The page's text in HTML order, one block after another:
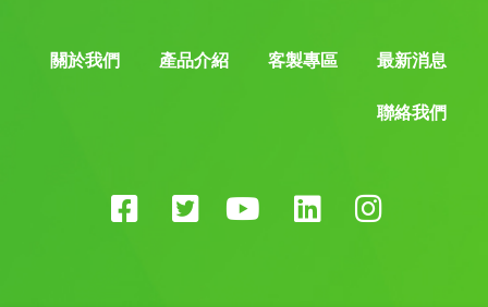
關於我們 產品介紹 客製專區 最新消息
聯絡我們